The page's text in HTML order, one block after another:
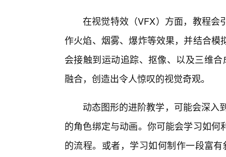
在视觉特效（VFX）方面，教程会
作火焰、烟雾、爆炸等效果，并结合
会接触到运动追踪、抠像、以及三维
融合，创造出令人惊叹的视觉奇观。
动态图形的进阶教学，可能会深入
的角色绑定与动画。你可能会学习如
的流程。或者，学习如何制作一段富